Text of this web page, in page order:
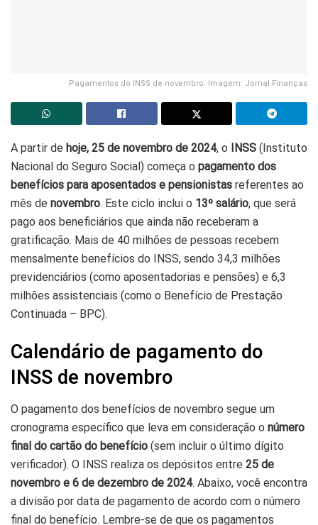
Pagamentos do INSS de novembro. Imagem: Jornal Finanças
A partir de hoje, 25 de novembro de 2024, o INSS (Instituto
Nacional do Seguro Social) começa o pagamento dos
benefícios para aposentados e pensionistas referentes ao
mês de novembro. Este ciclo inclui o 13º salário, que será
pago aos beneficiários que ainda não receberam a
gratificação. Mais de 40 milhões de pessoas recebem
mensalmente benefícios do INSS, sendo 34,3 milhões
previdenciários (como aposentadorias e pensões) e 6,3
milhões assistenciais (como o Benefício de Prestação
Continuada – BPC).
Calendário de pagamento do
INSS de novembro
O pagamento dos benefícios de novembro segue um
cronograma específico que leva em consideração o número
final do cartão do benefício (sem incluir o último dígito
verificador). O INSS realiza os depósitos entre 25 de
novembro e 6 de dezembro de 2024. Abaixo, você encontra
a divisão por data de pagamento de acordo com o número
final do benefício. Lembre-se de que os pagamentos